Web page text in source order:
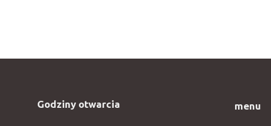
Godziny otwarcia menu